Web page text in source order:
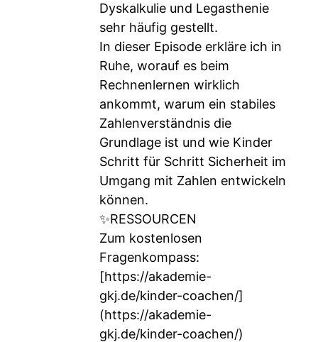
Dyskalkulie und Legasthenie
sehr häufig gestellt.
In dieser Episode erkläre ich in
Ruhe, worauf es beim
Rechnenlernen wirklich
ankommt, warum ein stabiles
Zahlenverständnis die
Grundlage ist und wie Kinder
Schritt für Schritt Sicherheit im
Umgang mit Zahlen entwickeln
können.
✨RESSOURCEN
Zum kostenlosen
Fragenkompass:
[https://akademie-
gkj.de/kinder-coachen/]
(https://akademie-
gkj.de/kinder-coachen/)